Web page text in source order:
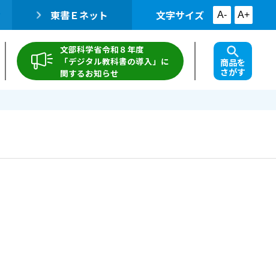
東書Ｅネット 文字サイズ A- A+
文部科学省令和８年度
「デジタル教科書の導入」に
関するお知らせ
商品を
さがす